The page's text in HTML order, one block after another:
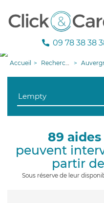
09 78 38 38
Accueil Recherche aide à domicile Auvergne-Rhône-
89
peuvent
partir de
Sous réserve de leur